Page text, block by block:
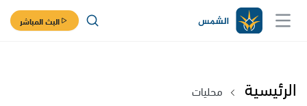
البث المباشر
الرئيسية محليات